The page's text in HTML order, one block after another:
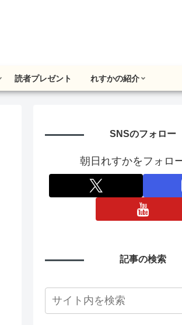
読者プレゼント れすかの紹介
SNSのフォロー
朝日れすかをフォロ
記事の検索